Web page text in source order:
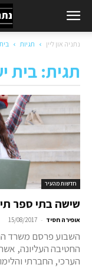
נתניה און ליין תגיות
תגית: בית
חדשות מהעיר
שישה בתי ספר
אופירה חסיד -
15/08/2017
החטיבה העליונה,
הערכי, החברתי